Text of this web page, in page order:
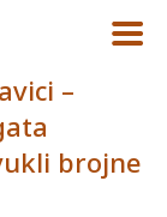
–
brojne